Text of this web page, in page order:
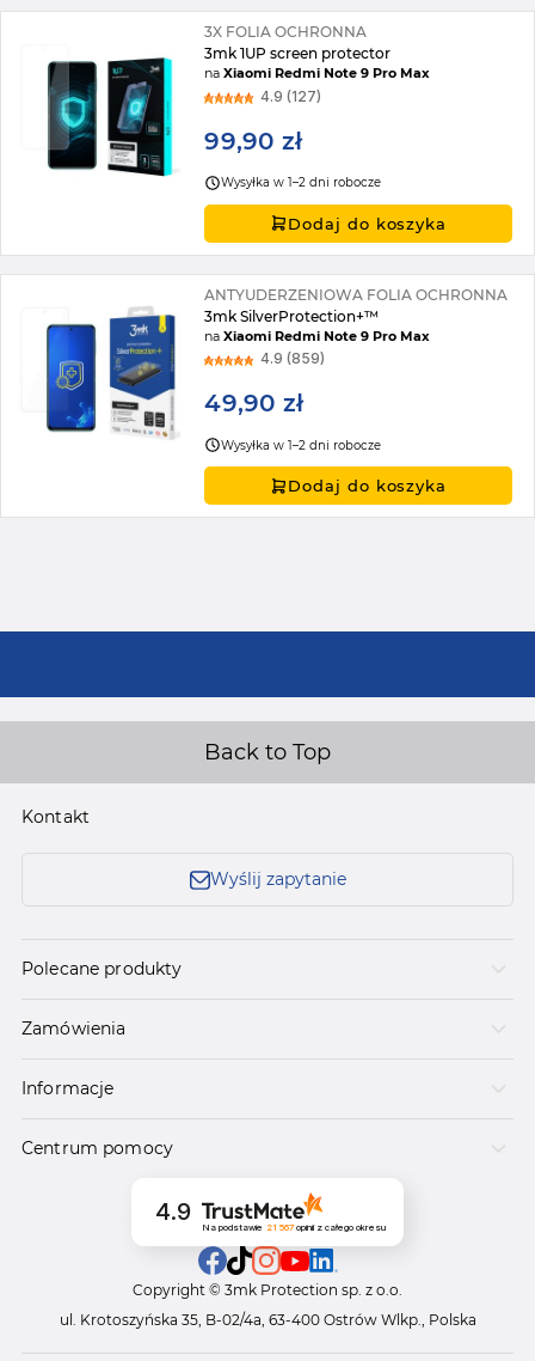
3X FOLIA OCHRONNA
3mk 1UP screen protector
naXiaomi Redmi Note 9 Pro Max
4.9 (127)
99,90 zł
Wysyłka w 1–2 dni robocze
Dodaj do koszyka
ANTYUDERZENIOWA FOLIA OCHRONNA
3mk SilverProtection+™
naXiaomi Redmi Note 9 Pro Max
4.9 (859)
49,90 zł
Wysyłka w 1–2 dni robocze
Dodaj do koszyka
Back to Top
Kontakt
Wyślij zapytanie
Polecane produkty
Zamówienia
Informacje
Centrum pomocy
4.9
Na podstawie 21 567opinii z całego okresu
Copyright © 3mk Protection sp. z o.o.
ul. Krotoszyńska 35, B-02/4a, 63-400 Ostrów Wlkp., Polska